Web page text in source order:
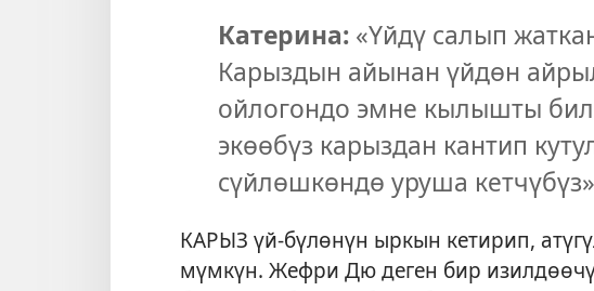
Катерина: «Үйдү салып
Карыздын айынан үйдөн
ойлогондо эмне кылышты
экөөбүз карыздан кантип
сүйлөшкөндө уруша
КАРЫЗ үй-бүлөнүн ыркын кетирип,
мүмкүн. Жефри Дю деген бир